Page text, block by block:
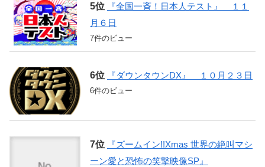
『全国一斉！日本人テスト』 １１
月６日
7件のビュー
『ダウンタウンDX』 １０月２３日
6件のビュー
『ズームイン!!Xmas 世界の絶叫マシ
ーン愛と恐怖の笑撃映像SP』